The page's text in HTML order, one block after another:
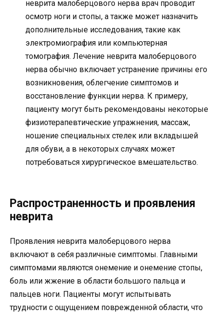
неврита малоберцового нерва врач проводит
осмотр ноги и стопы, а также может назначить
дополнительные исследования, такие как
электромиография или компьютерная
томография. Лечение неврита малоберцового
нерва обычно включает устранение причины его
возникновения, облегчение симптомов и
восстановление функции нерва. К примеру,
пациенту могут быть рекомендованы некоторые
физиотерапевтические упражнения, массаж,
ношение специальных стелек или вкладышей
для обуви, а в некоторых случаях может
потребоваться хирургическое вмешательство.
Распространенность и проявления
неврита
Проявления неврита малоберцового нерва
включают в себя различные симптомы. Главными
симптомами являются онемение и онемение стопы,
боль или жжение в области большого пальца и
пальцев ноги. Пациенты могут испытывать
трудности с ощущением поврежденной области, что